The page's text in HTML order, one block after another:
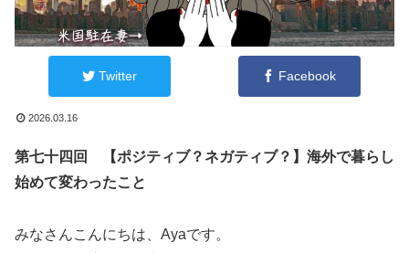
Twitter Facebook
2026.03.16
第七十四回
【ポジティブ？ネガティブ？】海外で暮らし
始めて変わったこと
みなさんこんにちは、Ayaです。